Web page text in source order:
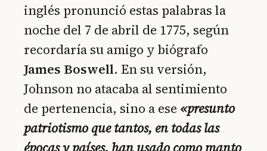
inglés pronunció estas palabras la
noche del 7 de abril de 1775, según
recordaría su amigo y biógrafo
James Boswell. En su versión,
Johnson no atacaba al sentimiento
de pertenencia, sino a ese «presunto
patriotismo que tantos, en todas las
épocas y países, han usado como manto